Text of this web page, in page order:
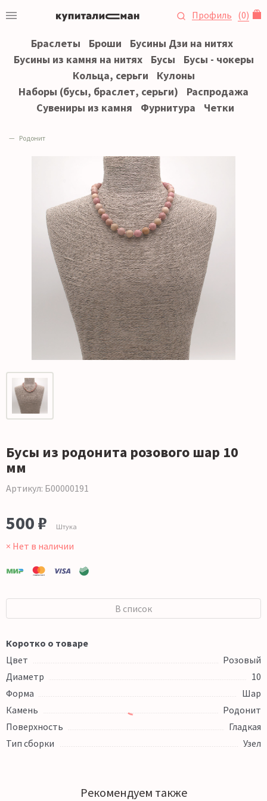
Профиль (0)
Браслеты Броши
Бусины Дзи на нитях
Бусины из камня на нитях
Бусы
Бусы - чокеры
Кольца, серьги
Кулоны
Наборы (бусы, браслет, серьги)
Распродажа
Сувениры из камня
Фурнитура Четки
Родонит
Бусы из родонита розового шар 10
мм
Артикул: Б00000191
500 ₽ Штука
× Нет в наличии
В список
Коротко о товаре
Цвет
Розовый
Диаметр
10
Форма
Шар
Камень
Родонит
Поверхность
Гладкая
Тип сборки
Узел
Рекомендуем также